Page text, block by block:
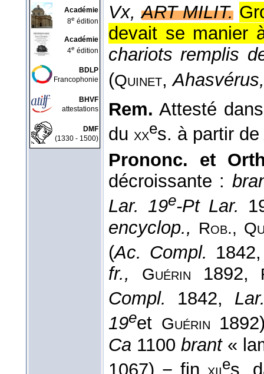
Académie
8e édition
Académie
4e édition
BDLP
Francophonie
BHVF
attestations
DMF
(1330 - 1500)
Vx, ART MILIT.
devait se manier
chariots remplis
(Quinet,Ahasvérus,
Rem. Attesté
du xxes. à partir de
Prononc. et
décroissante :
Lar. 19e-Pt Lar.
encyclop., Rob.,
(Ac. Compl.
fr.,
Guérin 1892,
Compl. 1842,
19eet Guérin
Ca 1100brant«
1067) − finxiies.